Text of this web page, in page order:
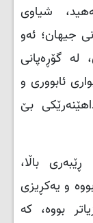
شیاوی
جیهان؛ ئەو
لە گۆڕەپانی
ئابووری و
بێ
باڵا،
و یەکڕیزی
بووە، کە